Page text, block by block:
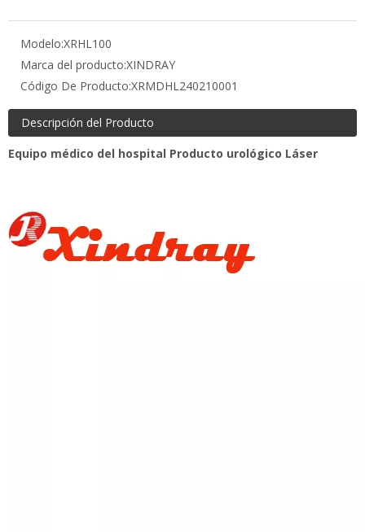
Descripción del Producto